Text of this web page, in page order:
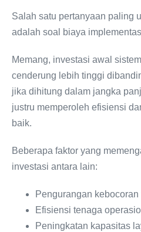
Salah satu pertanyaan paling
adalah soal biaya
Memang, investasi awal
cenderung lebih tinggi
jika dihitung dalam jangka
justru memperoleh efisiensi
baik.
Beberapa faktor yang
investasi antara lain:
Pengurangan kebocoran
Efisiensi tenaga
Peningkatan kapasitas